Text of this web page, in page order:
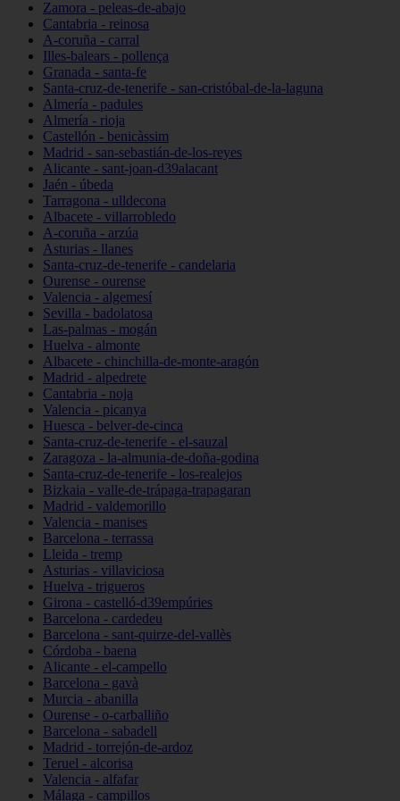
Zamora - peleas-de-abajo
Cantabria - reinosa
A-coruña - carral
Illes-balears - pollença
Granada - santa-fe
Santa-cruz-de-tenerife - san-cristóbal-de-la-laguna
Almería - padules
Almería - rioja
Castellón - benicàssim
Madrid - san-sebastián-de-los-reyes
Alicante - sant-joan-d39alacant
Jaén - úbeda
Tarragona - ulldecona
Albacete - villarrobledo
A-coruña - arzúa
Asturias - llanes
Santa-cruz-de-tenerife - candelaria
Ourense - ourense
Valencia - algemesí
Sevilla - badolatosa
Las-palmas - mogán
Huelva - almonte
Albacete - chinchilla-de-monte-aragón
Madrid - alpedrete
Cantabria - noja
Valencia - picanya
Huesca - belver-de-cinca
Santa-cruz-de-tenerife - el-sauzal
Zaragoza - la-almunia-de-doña-godina
Santa-cruz-de-tenerife - los-realejos
Bizkaia - valle-de-trápaga-trapagaran
Madrid - valdemorillo
Valencia - manises
Barcelona - terrassa
Lleida - tremp
Asturias - villaviciosa
Huelva - trigueros
Girona - castelló-d39empúries
Barcelona - cardedeu
Barcelona - sant-quirze-del-vallès
Córdoba - baena
Alicante - el-campello
Barcelona - gavà
Murcia - abanilla
Ourense - o-carballiño
Barcelona - sabadell
Madrid - torrejón-de-ardoz
Teruel - alcorisa
Valencia - alfafar
Málaga - campillos